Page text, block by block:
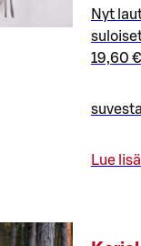
Nyt
19,60
Lue